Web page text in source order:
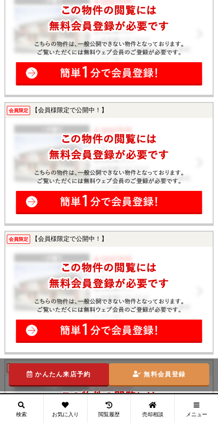
会員限定 【会員様限定で公開中！】
会員限定 【会員様限定で公開中！】
かんたん来店予約
無料会員登録
検索 お気に入り 閲覧履歴 売却相談 メニュー